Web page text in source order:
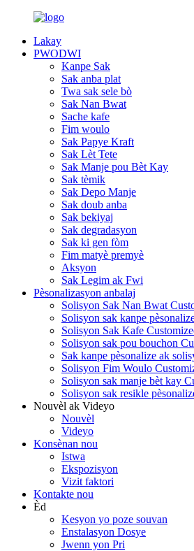
Lakay
PWODWI
Kanpe Sak
Sak anba plat
Twa sak sele bò
Sak Nan Bwat
Sache kafe
Fim woulo
Sak Papye Kraft
Sak Lèt Tete
Sak Manje pou Bèt Kay
Sak tèmik
Sak Depo Manje
Sak doub anba
Sak bekiyaj
Sak degradasyon
Sak ki gen fòm
Fim matyè premyè
Aksyon
Sak Legim ak Fwi
Pèsonalizasyon anbalaj
Solisyon Sak Nan Bwat
Solisyon sak kanpe
Solisyon Sak Kafe
Solisyon sak pou bouchon
Sak kanpe pèsonalize ak
Solisyon Fim Woulo
Solisyon sak manje bèt kay
Solisyon sak resikle
Nouvèl ak Videyo
Nouvèl
Videyo
Konsènan nou
Istwa
Ekspozisyon
Vizit faktori
Kontakte nou
Èd
Kesyon yo poze souvan
Enstalasyon Dosye
Jwenn yon Pri